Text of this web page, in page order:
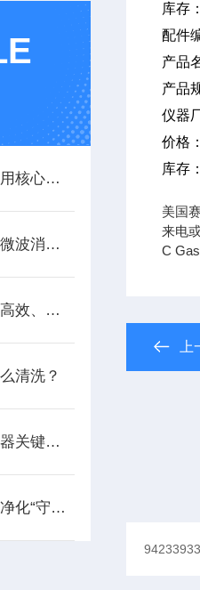
美国培安微波消解管使用核心注意事项
如何正确使用美国培安微波消解管进行样品消解？
美国培安微波消解管：高效、安全且环保的样品前处理解决方案
清洗？
高盐雾化器与普通雾化器关键差异解析
氩气过滤器滤芯：氩气净化“守门人”，保障精密工艺品质
库存
配件
产品
产品
仪器
价格
库存
美国
来电
C